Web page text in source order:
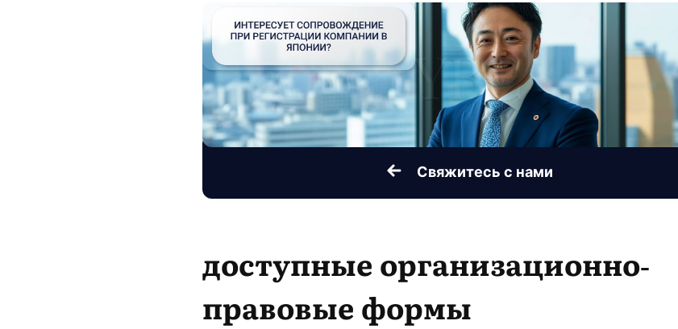
Свяжитесь с нами
доступные организационно-
правовые формы